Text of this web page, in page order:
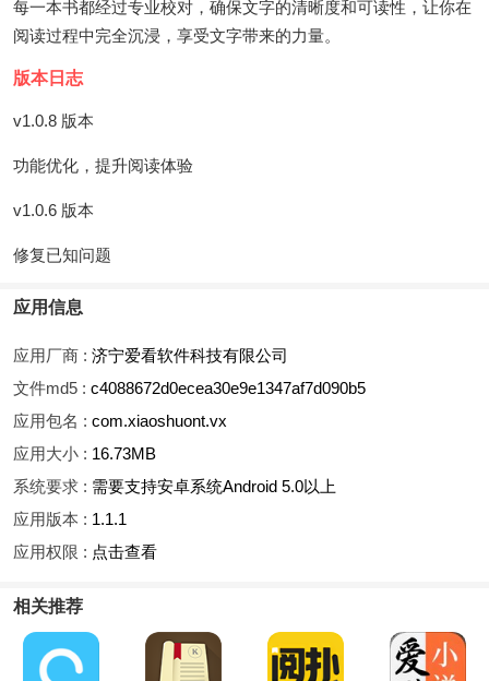
每一本书都经过专业校对，确保文字的清晰度和可读性，让你在
阅读过程中完全沉浸，享受文字带来的力量。
版本日志
v1.0.8 版本
功能优化，提升阅读体验
v1.0.6 版本
修复已知问题
应用信息
应用厂商 : 济宁爱看软件科技有限公司
文件md5 : c4088672d0ecea30e9e1347af7d090b5
应用包名 : com.xiaoshuont.vx
应用大小 : 16.73MB
系统要求 : 需要支持安卓系统Android 5.0以上
应用版本 : 1.1.1
应用权限 : 点击查看
相关推荐